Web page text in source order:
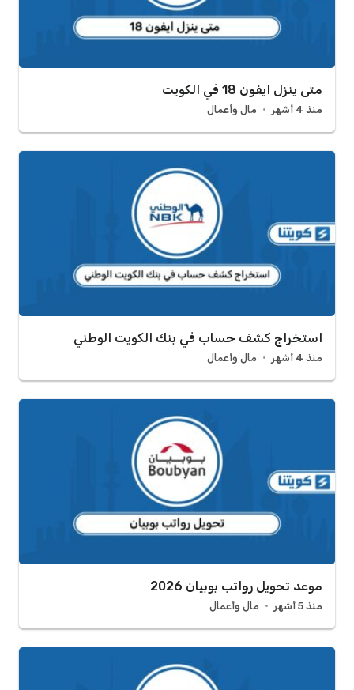
متى ينزل ايفون 18 في الكويت
منذ 4 أشهر مال وأعمال
استخراج كشف حساب في بنك الكويت الوطني
منذ 4 أشهر مال وأعمال
موعد تحويل رواتب بوبيان 2026
منذ 5 أشهر مال وأعمال